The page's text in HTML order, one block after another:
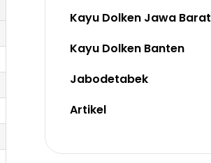
Kayu Dolken Jawa Barat
Kayu Dolken Banten
Jabodetabek
Artikel